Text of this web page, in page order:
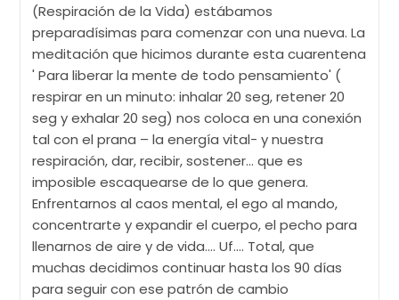
(Respiración de la Vida) estábamos
preparadísimas para comenzar con una nueva. La
meditación que hicimos durante esta cuarentena
' Para liberar la mente de todo pensamiento' (
respirar en un minuto: inhalar 20 seg, retener 20
seg y exhalar 20 seg) nos coloca en una conexión
tal con el prana – la energía vital- y nuestra
respiración, dar, recibir, sostener... que es
imposible escaquearse de lo que genera.
Enfrentarnos al caos mental, el ego al mando,
concentrarte y expandir el cuerpo, el pecho para
llenarnos de aire y de vida…. Uf…. Total, que
muchas decidimos continuar hasta los 90 días
para seguir con ese patrón de cambio